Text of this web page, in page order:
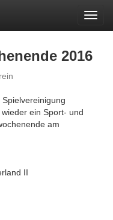
2016
ein Sport- und
am
II